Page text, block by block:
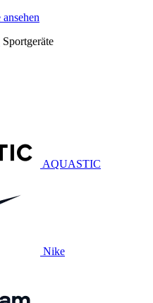
Sportgeräte
AQUASTIC
Nike